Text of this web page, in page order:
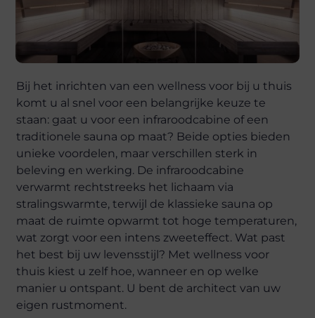
Bij het inrichten van een wellness voor bij u thuis
komt u al snel voor een belangrijke keuze te
staan: gaat u voor een infraroodcabine of een
traditionele sauna op maat? Beide opties bieden
unieke voordelen, maar verschillen sterk in
beleving en werking. De infraroodcabine
verwarmt rechtstreeks het lichaam via
stralingswarmte, terwijl de klassieke sauna op
maat de ruimte opwarmt tot hoge temperaturen,
wat zorgt voor een intens zweeteffect. Wat past
het best bij uw levensstijl? Met wellness voor
thuis kiest u zelf hoe, wanneer en op welke
manier u ontspant. U bent de architect van uw
eigen rustmoment.